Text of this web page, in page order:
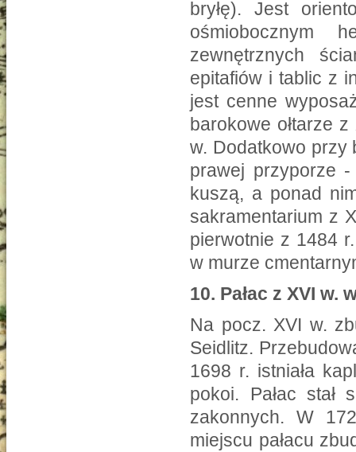
bryłę). Jest
ośmiobocznym
zewnętrznych
epitafiów i tablic z
jest cenne
barokowe ołtarze
w. Dodatkowo przy
prawej przyporze
kuszą, a ponad
sakramentarium z
pierwotnie z 1484
w murze
10. Pałac z XVI w.
Na pocz. XVI w.
Seidlitz.
1698 r. istniała
pokoi. Pałac stał
zakonnych. W
miejscu pałacu